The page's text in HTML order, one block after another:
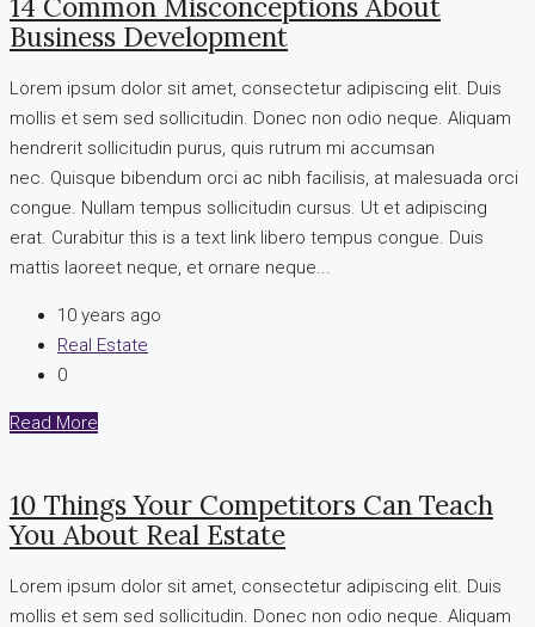
Business Development
Lorem ipsum dolor sit amet, consectetur adipiscing elit. Duis
mollis et sem sed sollicitudin. Donec non odio neque. Aliquam
hendrerit sollicitudin purus, quis rutrum mi accumsan
nec. Quisque bibendum orci ac nibh facilisis, at malesuada orci
congue. Nullam tempus sollicitudin cursus. Ut et adipiscing
erat. Curabitur this is a text link libero tempus congue. Duis
mattis laoreet neque, et ornare neque...
10 years ago
Real Estate
0
Read More
10 Things Your Competitors Can Teach
You About Real Estate
Lorem ipsum dolor sit amet, consectetur adipiscing elit. Duis
mollis et sem sed sollicitudin. Donec non odio neque. Aliquam